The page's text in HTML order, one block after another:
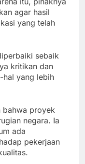
agar hasil
yang telah
sebaik
kritikan dan
hal yang lebih
bahwa proyek
negara. Ia
ada
pekerjaan